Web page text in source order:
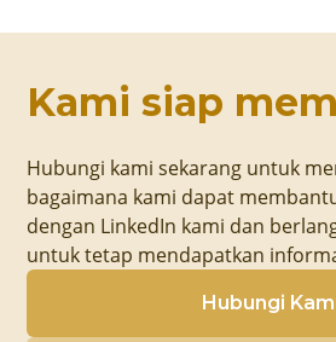
Kami siap
Hubungi kami sekarang untuk
bagaimana kami dapat
dengan LinkedIn kami dan
untuk tetap mendapatkan
Hubungi